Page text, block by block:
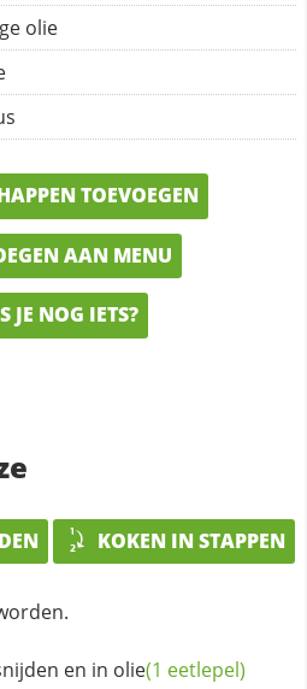
olie
TOEVOEGEN
AAN MENU
JE NOG IETS?
KOKEN IN STAPPEN
en in olie(1 eetlepel)